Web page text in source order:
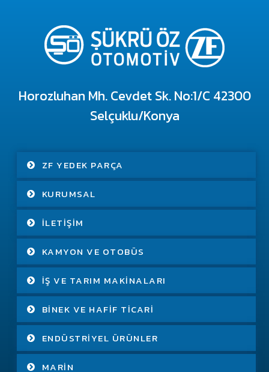
Horozluhan Mh. Cevdet Sk. No:1/C 42300
Selçuklu/Konya
ZF YEDEK PARÇA
KURUMSAL
İLETIŞIM
KAMYON VE OTOBÜS
İŞ VE TARIM MAKINALARI
BINEK VE HAFIF TICARI
ENDÜSTRIYEL ÜRÜNLER
MARIN